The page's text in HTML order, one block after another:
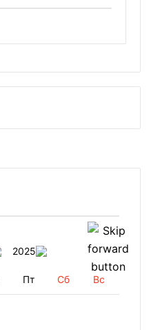
2025
Пт Сб Вс